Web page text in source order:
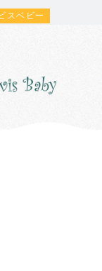
スベビー